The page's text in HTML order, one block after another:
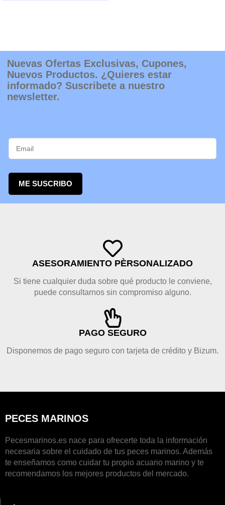
Nuevas Ofertas Exclusivas, Cupones,
Nuevos Productos. ¿Quieres estar
informado? Suscribete a nuestro
newsletter.
ME SUSCRIBO
ASESORAMIENTO PÈRSONALIZADO
Si tiene cualquier duda sobre qué producto le conviene,
puede consultarnos sin compromiso alguno.
PAGO SEGURO
Disponemos de pago seguro con tarjeta de crédito y Bizum.
PECES MARINOS
Pecesmarinos.es nace para ofrecerte toda la información
necesaria sobre el cuidado de tus peces marinos. Además
te enseñamos como cuidar tu propio acuario marino y te
recomendamos los mejores productos del mercado.